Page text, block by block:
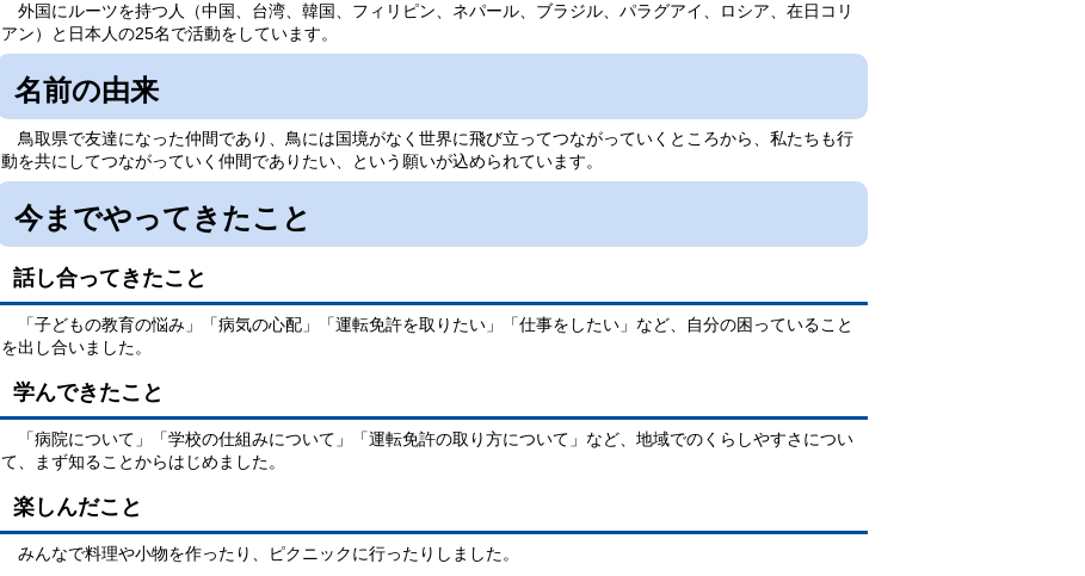
外国にルーツを持つ人（中国、台湾、韓国、フィリピン、ネパール、ブラジル、パラグアイ、ロシア、在日コリ
アン）と日本人の25名で活動をしています。
名前の由来
鳥取県で友達になった仲間であり、鳥には国境がなく世界に飛び立ってつながっていくところから、私たちも行
動を共にしてつながっていく仲間でありたい、という願いが込められています。
今までやってきたこと
話し合ってきたこと
「子どもの教育の悩み」「病気の心配」「運転免許を取りたい」「仕事をしたい」など、自分の困っていること
を出し合いました。
学んできたこと
「病院について」「学校の仕組みについて」「運転免許の取り方について」など、地域でのくらしやすさについ
て、まず知ることからはじめました。
楽しんだこと
みんなで料理や小物を作ったり、ピクニックに行ったりしました。